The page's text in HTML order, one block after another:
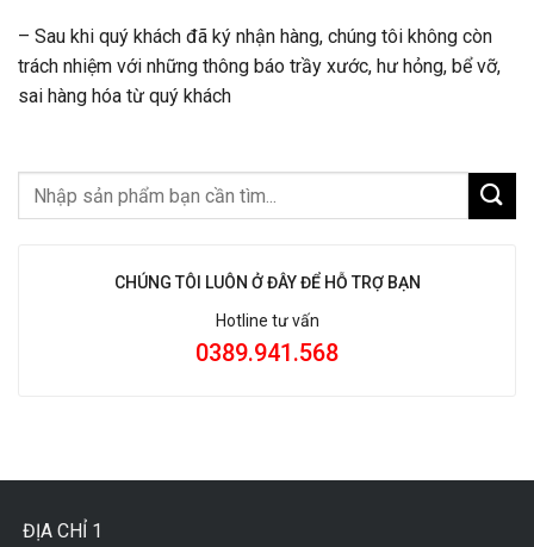
– Sau khi quý khách đã ký nhận hàng, chúng tôi không còn
trách nhiệm với những thông báo trầy xước, hư hỏng, bể vỡ,
sai hàng hóa từ quý khách
CHÚNG TÔI LUÔN Ở ĐÂY ĐỂ HỖ TRỢ BẠN
Hotline tư vấn
0389.941.568
ĐỊA CHỈ 1